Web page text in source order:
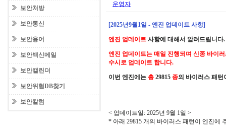
보안처방
보안통신
보안용어
보안백신메일
보안캘린더
보안위협DB찾기
보안칼럼
운영자
[2025년9월1일 - 엔진 업데이트 사항]
엔진 업데이트 사항에 대해서 알려드립니다.
엔진 업데이트는 매일 진행되며 신종 바이
수시로 업데이트 합니다.
이번 엔진에는 총 29815 종의 바이러스 패턴
< 업데이트일: 2025년 9월 1일 >
* 아래 29815 개의 바이러스 패턴이 엔진에